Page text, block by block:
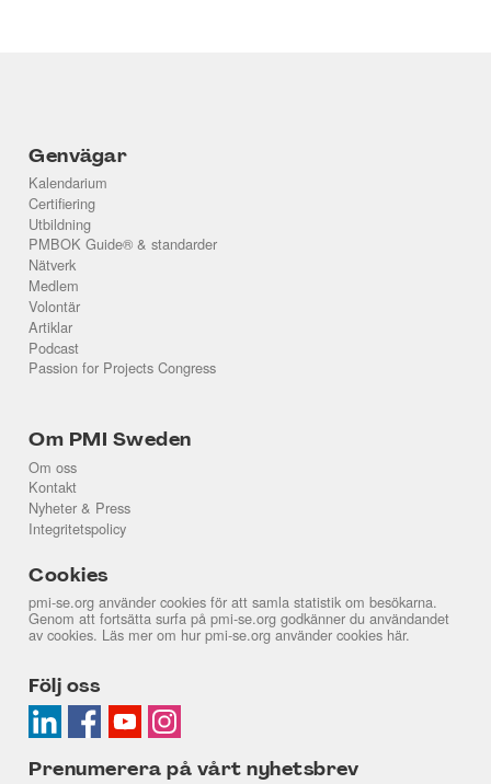
Genvägar
Kalendarium
Certifiering
Utbildning
PMBOK Guide® & standarder
Nätverk
Medlem
Volontär
Artiklar
Podcast
Passion for Projects Congress
Om PMI Sweden
Om oss
Kontakt
Nyheter & Press
Integritetspolicy
Cookies
pmi-se.org använder cookies för att samla statistik om besökarna.
Genom att fortsätta surfa på pmi-se.org godkänner du användandet
av cookies. Läs mer om hur pmi-se.org använder cookies här.
Följ oss
Prenumerera på vårt nyhetsbrev